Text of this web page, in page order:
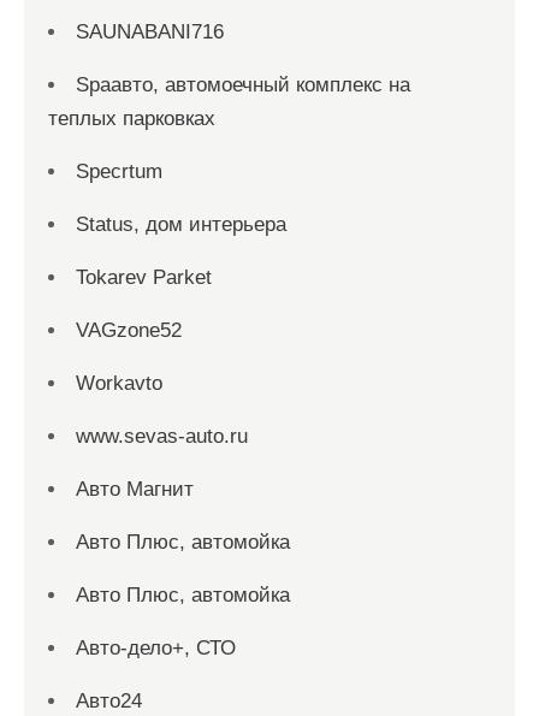
SAUNABANI716
Spaавто, автомоечный комплекс на
теплых парковках
Specrtum
Status, дом интерьера
Tokarev Parket
VAGzone52
Workavto
www.sevas-auto.ru
Авто Магнит
Авто Плюс, автомойка
Авто Плюс, автомойка
Авто-дело+, СТО
Авто24